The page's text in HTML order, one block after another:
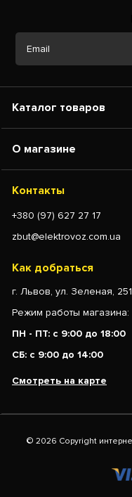
Каталог товаров
О магазине
Контакты
+380 (97) 627 27 17
zbut@elektrovoz.com.ua
Как добраться
г. Львов, ул. Зеленая, 251
Режим работы магазина:
ПН - ПТ: с 9:00 до 18:00
СБ: с 9:00 до 14:00
Смотреть на карте
© 2026 Copyright